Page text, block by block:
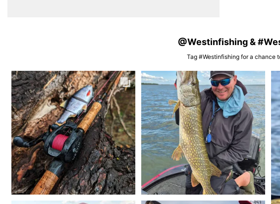
@Westinfishing &
Tag #Westinfishing for a chance